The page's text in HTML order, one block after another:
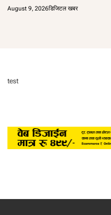
August 9, 2026डिजिटल खबर
test